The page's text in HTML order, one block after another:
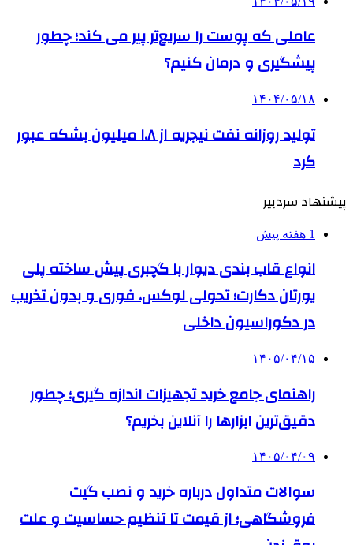
عاملی که پوست را سریع‌تر پیر می کند؛ چطور
پیشگیری و درمان کنیم؟
۱۴۰۴/۰۵/۱۸
تولید روزانه نفت نیجریه از ۱.۸ میلیون بشکه عبور
کرد
پیشنهاد سردبیر
1 هفته پیش
انواع قاب بندی دیوار با گچبری پیش ساخته پلی
یورتان دکارت؛ تحولی لوکس، فوری و بدون تخریب
در دکوراسیون داخلی
۱۴۰۵/۰۴/۱۵
راهنمای جامع خرید تجهیزات اندازه گیری؛ چطور
دقیق‌ترین ابزارها را آنلاین بخریم؟
۱۴۰۵/۰۴/۰۹
سوالات متداول درباره خرید و نصب گیت
فروشگاهی؛ از قیمت تا تنظیم حساسیت و علت